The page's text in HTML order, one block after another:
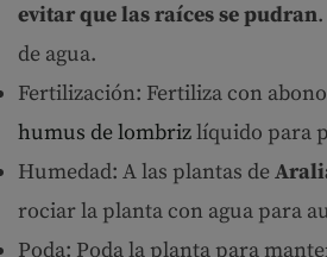
evitar que las raíces se pudran
de agua.
Fertilización: Fertiliza con
humus de lombrizlíquido para
Humedad: A las plantas de
rociar la planta con agua para
Poda: Poda la planta para